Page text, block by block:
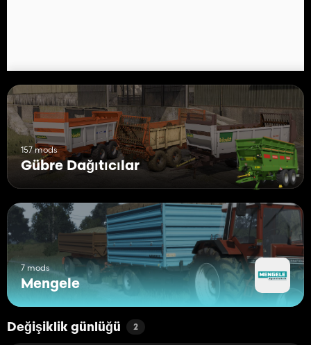
157 mods
Gübre Dağıtıcılar
7 mods
Mengele
Değişiklik günlüğü 2